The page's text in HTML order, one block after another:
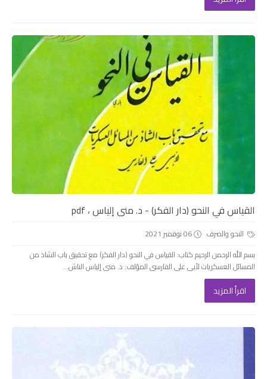
القياس في النحو (دار الفكر) - د. منى إلياس ، pdf
النحو والصرف
06 نوفمبر 2021
بسم الله الرحمن الرحيم كتاب: القياس في النحو (دار الفكر) مع تحقيق باب الشاذ من
المسائل العسكريات لأبى على الفارسى المؤلف: د. منى إلياس الناش...
اقرأ المزيد